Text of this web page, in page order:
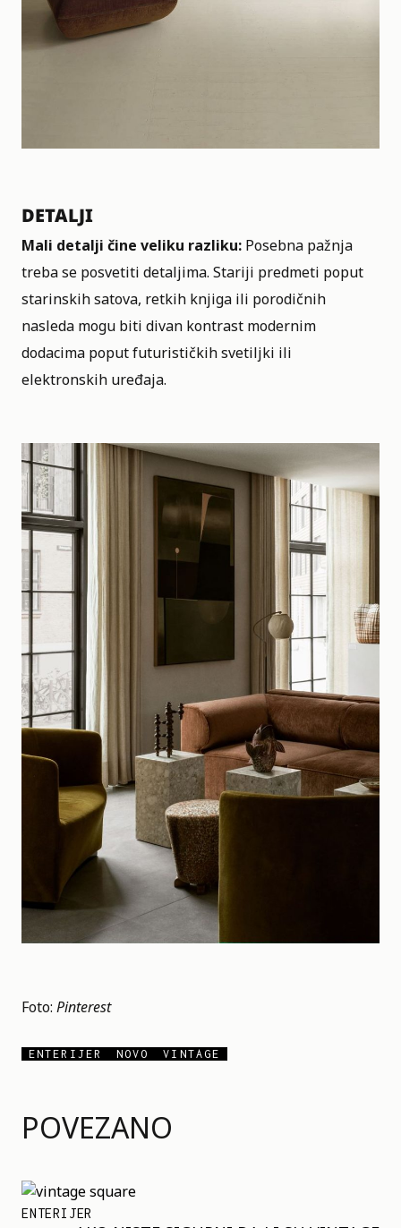
POVEZANO
ENTERIJER
DETALJI
Mali detalji čine veliku razliku: Posebna pažnja
treba se posvetiti detaljima. Stariji predmeti poput
starinskih satova, retkih knjiga ili porodičnih
nasleda mogu biti divan kontrast modernim
dodacima poput futurističkih svetiljki ili
elektronskih uređaja.
Foto: Pinterest
ENTERIJER NOVO VINTAGE